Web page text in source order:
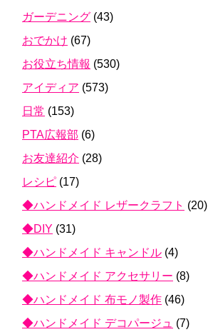
ガーデニング (43)
おでかけ (67)
お役立ち情報 (530)
アイディア (573)
日常 (153)
PTA広報部 (6)
お友達紹介 (28)
レシピ (17)
◆ハンドメイド レザークラフト (20)
◆DIY (31)
◆ハンドメイド キャンドル (4)
◆ハンドメイド アクセサリー (8)
◆ハンドメイド 布モノ製作 (46)
◆ハンドメイド デコパージュ (7)